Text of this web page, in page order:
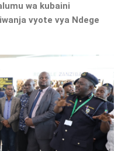
wa kubaini
vyote vya Ndege